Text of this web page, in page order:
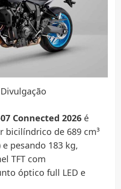
Connected 2026é
bicilíndrico de 689 cm³
pesando 183 kg,
TFT com
óptico full LED e